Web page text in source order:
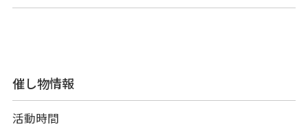
催し物情報
活動時間